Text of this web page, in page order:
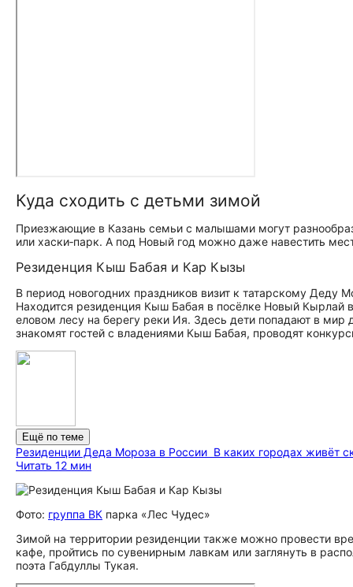
Куда сходить с детьми зимой
Приезжающие в Казань семьи с малышами могут
или хаски‑парк. А под Новый год можно даже навестить
Резиденция Кыш Бабая и Кар Кызы
В период новогодних праздников визит к татарскому
Находится резиденция Кыш Бабая в посёлке Новый Кырлай
еловом лесу на берегу реки Ия. Здесь дети попадают в мир
знакомят гостей с владениями Кыш Бабая, проводят
Ещё по теме
Резиденции Деда Мороза в России В каких городах живёт
Читать 12 мин
Фото: группа ВК парка «Лес Чудес»
Зимой на территории резиденции также можно провести
кафе, пройтись по сувенирным лавкам или заглянуть в
поэта Габдуллы Тукая.